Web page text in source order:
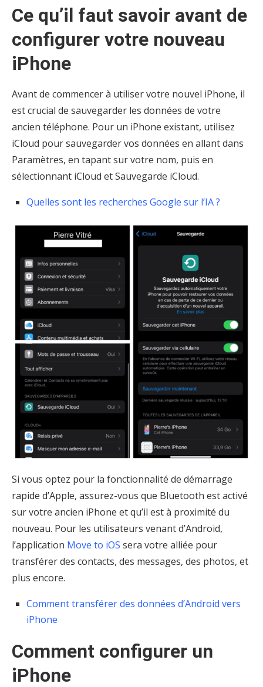
Ce qu’il faut savoir avant de
configurer votre nouveau
iPhone
Avant de commencer à utiliser votre nouvel iPhone, il
est crucial de sauvegarder les données de votre
ancien téléphone. Pour un iPhone existant, utilisez
iCloud pour sauvegarder vos données en allant dans
Paramètres, en tapant sur votre nom, puis en
sélectionnant iCloud et Sauvegarde iCloud.
Quelles sont les recherches Google sur l’IA ?
Si vous optez pour la fonctionnalité de démarrage
rapide d’Apple, assurez-vous que Bluetooth est activé
sur votre ancien iPhone et qu’il est à proximité du
nouveau. Pour les utilisateurs venant d’Android,
l’application Move to iOS sera votre alliée pour
transférer des contacts, des messages, des photos, et
plus encore.
Comment transférer des données d’Android vers
iPhone
Comment configurer un
iPhone